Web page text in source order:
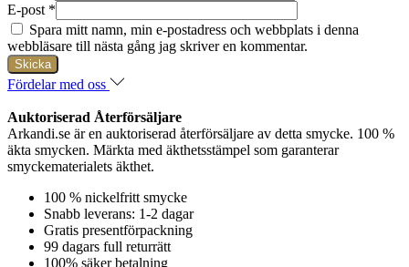
E-post *
Spara mitt namn, min e-postadress och webbplats i denna
webbläsare till nästa gång jag skriver en kommentar.
Fördelar med oss
Auktoriserad Återförsäljare
Arkandi.se är en auktoriserad återförsäljare av detta smycke. 100 %
äkta smycken. Märkta med äkthetsstämpel som garanterar
smyckematerialets äkthet.
100 % nickelfritt smycke
Snabb leverans: 1-2 dagar
Gratis presentförpackning
99 dagars full returrätt
100% säker betalning